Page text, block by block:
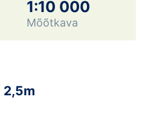
1:10 000
Mõõtkava
2,5m